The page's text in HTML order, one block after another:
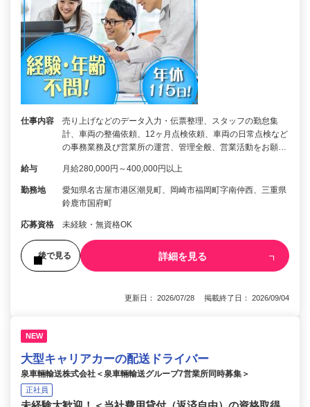
仕事内容
売り上げなどのデータ入力・伝票整理、スタッフの勤怠集
計、車両の整備依頼、12ヶ月点検依頼、車両の日常点検など
の事務業務及び営業所の運営、管理全般、営業活動をお願…
給与 月給280,000円～400,000円以上
勤務地
愛知県名古屋市港区潮見町、岡崎市福岡町字南仲西、三重県
鈴鹿市国府町
応募資格 未経験・無資格OK
後で見る 詳細を見る
更新日： 2026/07/28 掲載終了日： 2026/09/04
NEW
大型キャリアカーの配送ドライバー
泉車輛輸送株式会社＜泉車輛輸送グループ7営業所同時募集＞
正社員